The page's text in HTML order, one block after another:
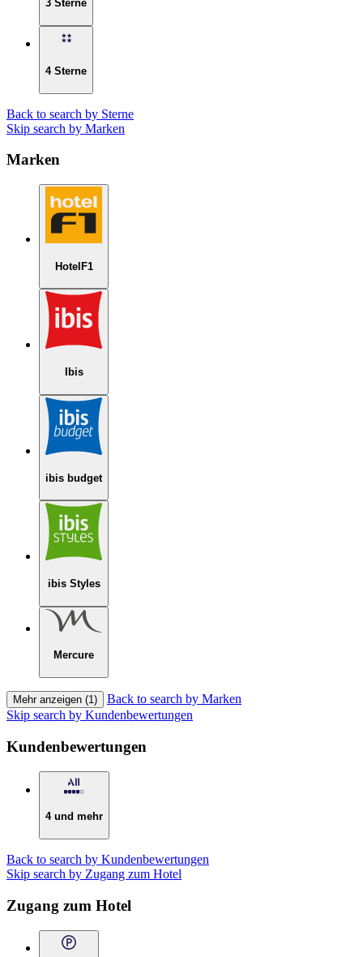
3 Sterne
4 Sterne
Back to search by Sterne
Skip search by Marken
Marken
HotelF1
Ibis
ibis budget
ibis Styles
Mercure
Mehr anzeigen (1)
Back to search by Marken
Skip search by Kundenbewertungen
Kundenbewertungen
4 und mehr
Back to search by Kundenbewertungen
Skip search by Zugang zum Hotel
Zugang zum Hotel